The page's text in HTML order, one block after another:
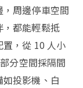
周邊停車空間
都能輕鬆抵
，從 10 人小
分空間採隔間
投影機、白